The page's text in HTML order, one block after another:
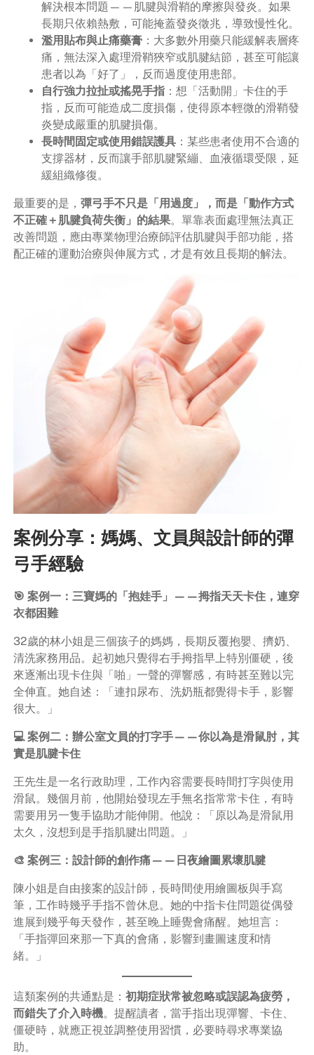
解決根本問題——肌腱與滑鞘的摩擦與發炎。如果
長期只依賴熱敷，可能掩蓋發炎徵兆，導致慢性化。
濫用貼布與止痛藥膏：大多數外用藥只能緩解表層疼
痛，無法深入處理滑鞘狹窄或肌腱結節，甚至可能讓
患者以為「好了」，反而過度使用患部。
自行強力拉扯或搖晃手指：想「活動開」卡住的手
指，反而可能造成二度損傷，使得原本輕微的滑鞘發
炎變成嚴重的肌腱損傷。
長時間固定或使用錯誤護具：某些患者使用不合適的
支撐器材，反而讓手部肌腱緊繃、血液循環受限，延
緩組織修復。
最重要的是， 彈弓手不只是「用過度」，而是「動作方式
不正確＋肌腱負荷失衡」的結果。單靠表面處理無法真正
改善問題，應由專業物理治療師評估肌腱與手部功能，搭
配正確的運動治療與伸展方式，才是有效且長期的解法。
案例分享：媽媽、文員與設計師的彈
弓手經驗
🎯 案例一：三寶媽的「抱娃手」——拇指天天卡住，連穿
衣都困難
32歲的林小姐是三個孩子的媽媽，長期反覆抱嬰、擠奶、
清洗家務用品。起初她只覺得右手拇指早上特別僵硬，後
來逐漸出現卡住與「啪」一聲的彈響感，有時甚至難以完
全伸直。她自述：「連扣尿布、洗奶瓶都覺得卡手，影響
很大。」
💻 案例二：辦公室文員的打字手——你以為是滑鼠肘，其
實是肌腱卡住
王先生是一名行政助理，工作內容需要長時間打字與使用
滑鼠。幾個月前，他開始發現左手無名指常常卡住，有時
需要用另一隻手協助才能伸開。他說：「原以為是滑鼠用
太久，沒想到是手指肌腱出問題。」
🎨 案例三：設計師的創作痛——日夜繪圖累壞肌腱
陳小姐是自由接案的設計師，長時間使用繪圖板與手寫
筆，工作時幾乎手指不曾休息。她的中指卡住問題從偶發
進展到幾乎每天發作，甚至晚上睡覺會痛醒。她坦言：
「手指彈回來那一下真的會痛，影響到畫圖速度和情
緒。」
這類案例的共通點是： 初期症狀常被忽略或誤認為疲勞，
而錯失了介入時機。提醒讀者，當手指出現彈響、卡住、
僵硬時，就應正視並調整使用習慣，必要時尋求專業協
助。